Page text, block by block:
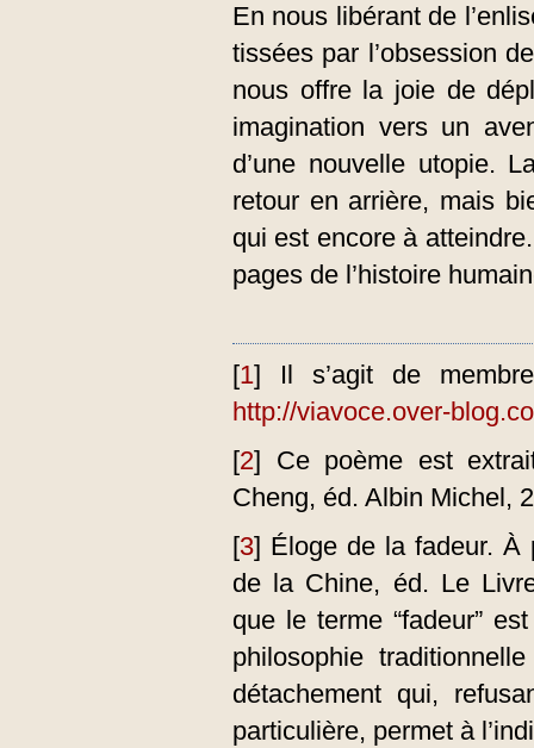
En nous libérant de
tissées par l’obsession
nous offre la joie de
imagination vers un
d’une nouvelle utopie.
retour en arrière, mais
qui est encore à
pages de l’histoire
[1] Il s’agit de
http://viavoce.over-
[2] Ce poème est
Cheng, éd. Albin Michel,
[3] Éloge de la fadeur. À
de la Chine, éd. Le
que le terme “fadeur”
philosophie
détachement qui,
particulière, permet à